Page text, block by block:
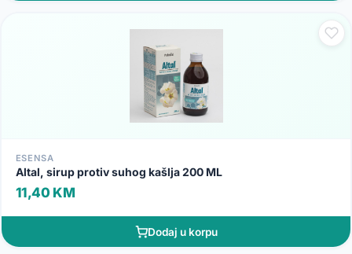
ESENSA
Altal, sirup protiv suhog kašlja 200 ML
11,40 KM
Dodaj u korpu